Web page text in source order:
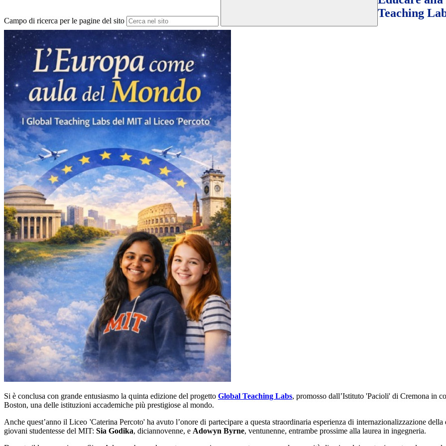
Campo di ricerca per le pagine del sito
Teaching
Si è conclusa con grande entusiasmo la quinta edizione del progetto Global Teaching Labs, promosso dall’Istituto 'Pacioli' di Cremona in
Boston, una delle istituzioni accademiche più prestigiose al mondo.
Anche quest’anno il Liceo 'Caterina Percoto' ha avuto l’onore di partecipare a questa straordinaria esperienza di internazionalizzazione
giovani studentesse del MIT: Sia Godika, diciannovenne, e Adowyn Byrne, ventunenne, entrambe prossime alla laurea in ingegneria.